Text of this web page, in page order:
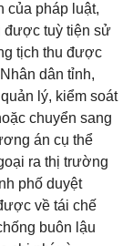
của pháp luật,
được tuỳ tiện sử
tịch thu được
dân tỉnh,
lý, kiểm soát
chuyển sang
án cụ thể
ra thị trường
phố duyệt
về tái chế
buôn lậu